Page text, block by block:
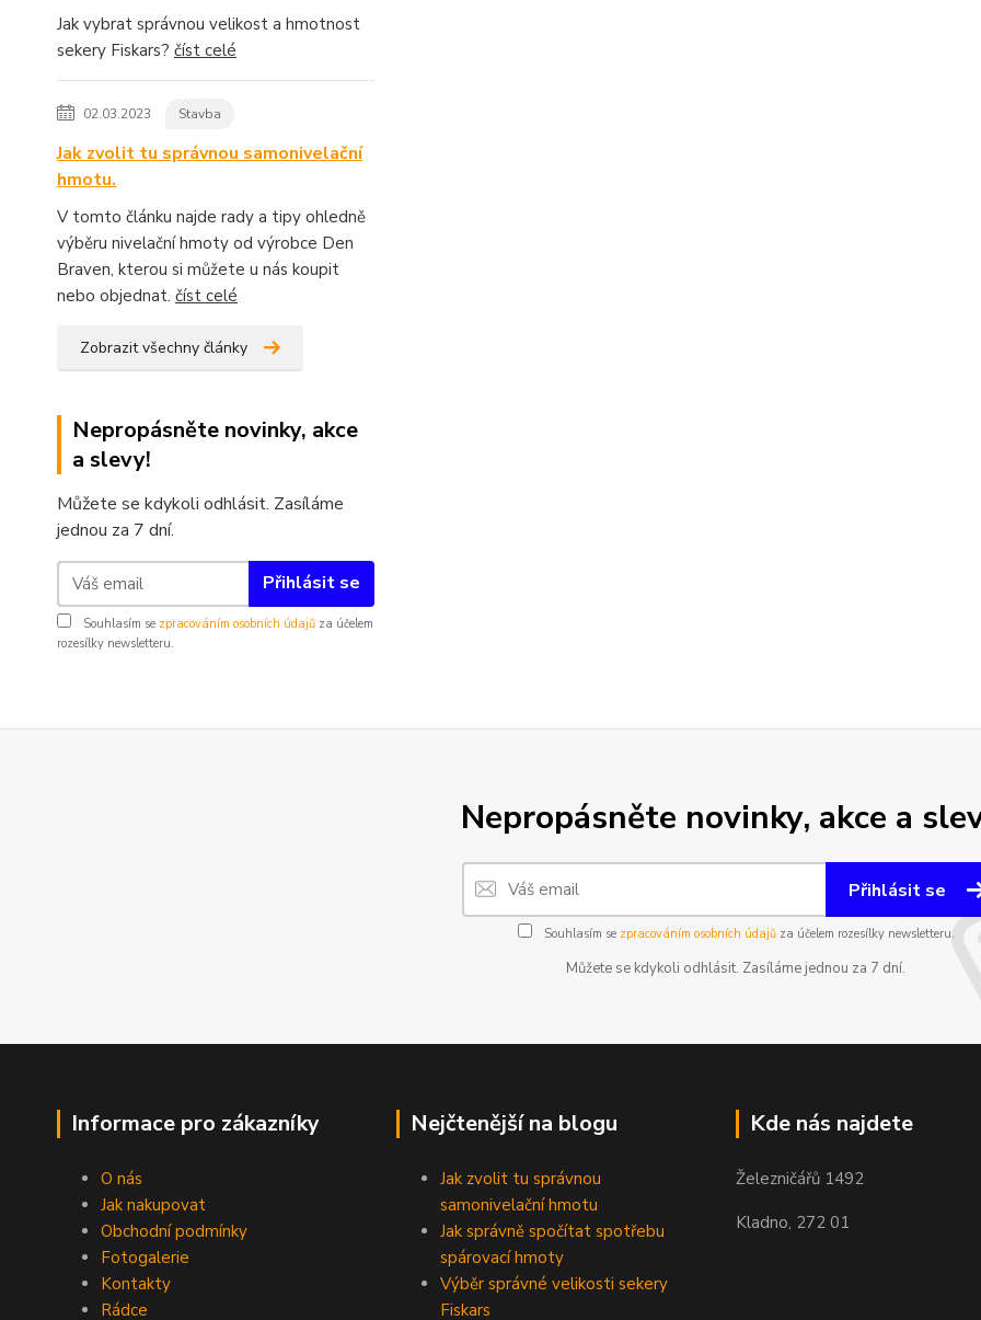
Jak vybrat správnou velikost a hmotnost
sekery Fiskars? číst celé
02.03.2023 Stavba
Jak zvolit tu správnou samonivelační
hmotu.
V tomto článku najde rady a tipy ohledně
výběru nivelační hmoty od výrobce Den
Braven, kterou si můžete u nás koupit
nebo objednat. číst celé
Zobrazit všechny články
Nepropásněte novinky, akce
a slevy!
Můžete se kdykoli odhlásit. Zasíláme
jednou za 7 dní.
Přihlásit se
Souhlasím se zpracováním osobních údajů za účelem
rozesílky newsletteru.
Nepropásněte novinky, akce a
Přihlásit se
Souhlasím se zpracováním osobních údajůza účelem rozesílky newsletteru.
Můžete se kdykoli odhlásit. Zasíláme jednou za 7 dní.
Informace pro zákazníky
O nás
Jak nakupovat
Obchodní podmínky
Fotogalerie
Kontakty
Rádce
Nejčtenější na blogu
Jak zvolit tu správnou
samonivelační hmotu
Jak správně spočítat spotřebu
spárovací hmoty
Výběr správné velikosti sekery
Fiskars
Kde nás najdete
Železničářů 1492
Kladno, 272 01